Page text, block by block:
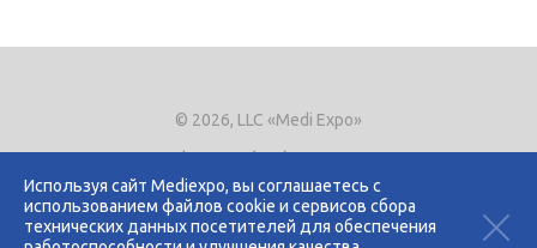
Используя сайт Mediexpo, вы соглашаетесь с
использованием файлов cookie и сервисов сбора
технических данных посетителей для обеспечения
© 2026, LLC «Medi Expo»
Phone.+7 (495) 721-8866
E-mail:expo@mediexpo.ru
Контакты
Политика использования cookies